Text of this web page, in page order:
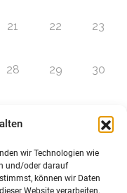
wir Technologien wie
und/oder darauf
können wir Daten
Website verarbeiten.
21 22 23
28 29 30